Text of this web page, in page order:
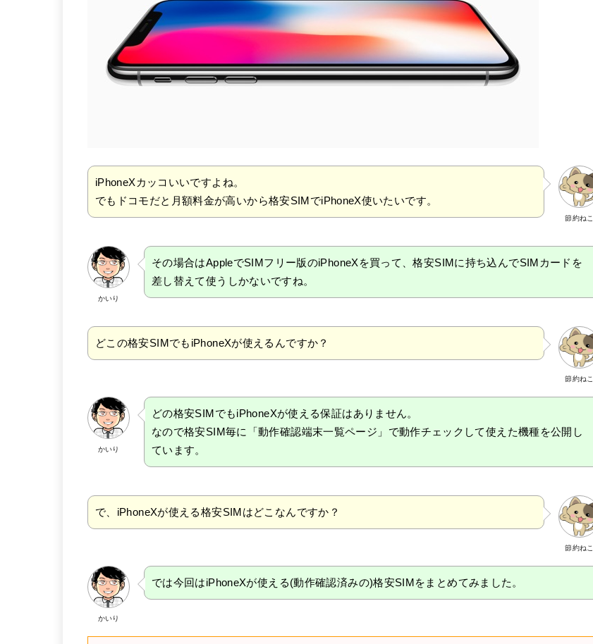
節約ねこ
iPhoneXカッコいいですよね。
でもドコモだと月額料金が高いから格安SIMでiPhoneX使いたいです。
かいり
その場合はAppleでSIMフリー版のiPhoneXを買って、格安SIMに持ち込んでSIMカードを
差し替えて使うしかないですね。
節約ねこ
どこの格安SIMでもiPhoneXが使えるんですか？
かいり
どの格安SIMでもiPhoneXが使える保証はありません。
なので格安SIM毎に「動作確認端末一覧ページ」で動作チェックして使えた機種を公開し
ています。
節約ねこ
で、iPhoneXが使える格安SIMはどこなんですか？
かいり
では今回はiPhoneXが使える(動作確認済みの)格安SIMをまとめてみました。